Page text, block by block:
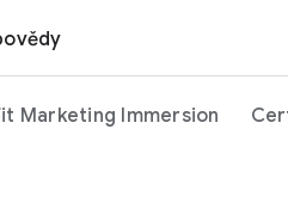
Marketing Immersion